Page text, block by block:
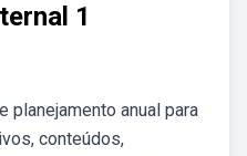
1
anual para
conteúdos,